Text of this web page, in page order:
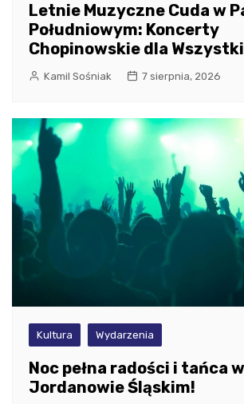
Letnie Muzyczne Cuda w
Południowym: Koncerty
Chopinowskie dla
Kamil Sośniak 7 sierpnia, 2026
Kultura Wydarzenia
Noc pełna radości i tańca w
Jordanowie Śląskim!